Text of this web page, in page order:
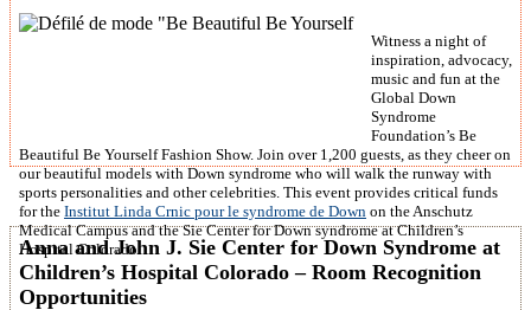
Witness a night of
inspiration, advocacy,
music and fun at the
Global Down
Syndrome
Foundation’s Be
Beautiful Be Yourself Fashion Show. Join over 1,200 guests, as they cheer on
our beautiful models with Down syndrome who will walk the runway with
sports personalities and other celebrities. This event provides critical funds
for the Institut Linda Crnic pour le syndrome de Down on the Anschutz
Medical Campus and the Sie Center for Down syndrome at Children’s
Hospital Colorado.
Anna and John J. Sie Center for Down Syndrome at
Children’s Hospital Colorado – Room Recognition
Opportunities